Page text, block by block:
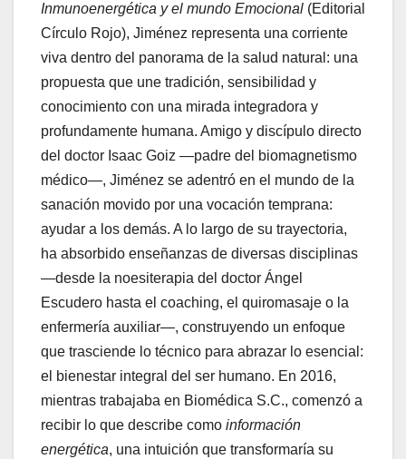
Inmunoenergética y el mundo Emocional (Editorial
Círculo Rojo), Jiménez representa una corriente
viva dentro del panorama de la salud natural: una
propuesta que une tradición, sensibilidad y
conocimiento con una mirada integradora y
profundamente humana. Amigo y discípulo directo
del doctor Isaac Goiz —padre del biomagnetismo
médico—, Jiménez se adentró en el mundo de la
sanación movido por una vocación temprana:
ayudar a los demás. A lo largo de su trayectoria,
ha absorbido enseñanzas de diversas disciplinas
—desde la noesiterapia del doctor Ángel
Escudero hasta el coaching, el quiromasaje o la
enfermería auxiliar—, construyendo un enfoque
que trasciende lo técnico para abrazar lo esencial:
el bienestar integral del ser humano. En 2016,
mientras trabajaba en Biomédica S.C., comenzó a
recibir lo que describe como información
energética, una intuición que transformaría su